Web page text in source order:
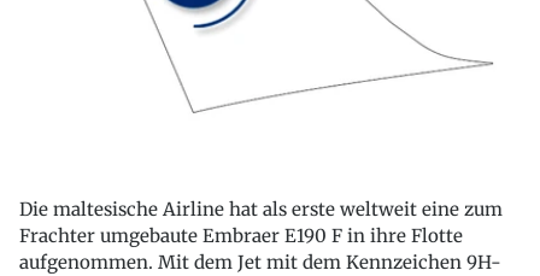
Die maltesische Airline hat als erste weltweit eine zum
Frachter umgebaute Embraer E190 F in ihre Flotte
aufgenommen. Mit dem Jet mit dem Kennzeichen 9H-